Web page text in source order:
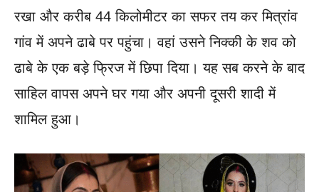
रखा और करीब 44 किलोमीटर का सफर तय कर मित्रांव
गांव में अपने ढाबे पर पहुंचा। वहां उसने निक्की के शव को
ढाबे के एक बड़े फ्रिज में छिपा दिया। यह सब करने के बाद
साहिल वापस अपने घर गया और अपनी दूसरी शादी में
शामिल हुआ।